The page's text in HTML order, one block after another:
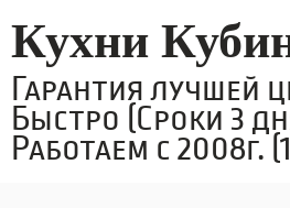
Кухни
Гарантия лучшей
Быстро (Сроки 3
Работаем с 2008г.